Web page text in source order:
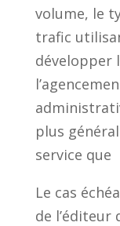
volume, le
trafic
développer
plus
service que
Le cas
de l’éditeur